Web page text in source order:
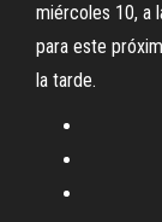
miércoles 10, a
para este
la tarde.